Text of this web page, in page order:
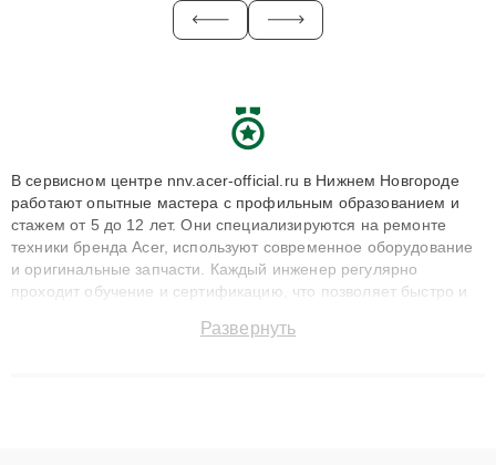
В сервисном центре nnv.acer-official.ru в Нижнем Новгороде
работают опытные мастера с профильным образованием и
стажем от 5 до 12 лет. Они специализируются на ремонте
техники бренда Acer, используют современное оборудование
и оригинальные запчасти. Каждый инженер регулярно
проходит обучение и сертификацию, что позволяет быстро и
сохранением гарантии до 3 лет. Наши мастера решают
Развернуть